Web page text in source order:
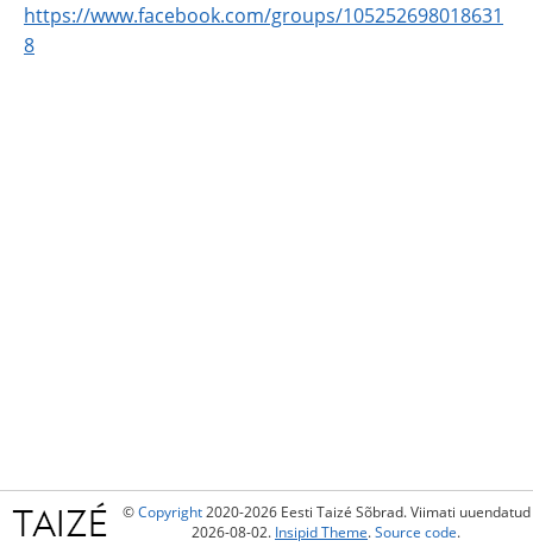
https://www.facebook.com/groups/105252698018631
8
©Copyright2020-2026 Eesti Taizé Sõbrad. Viimati uuendatud
2026-08-02. Insipid Theme.Source code.